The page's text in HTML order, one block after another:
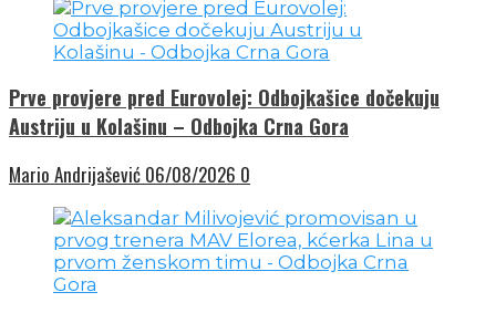
Prve provjere pred Eurovolej: Odbojkašice dočekuju
Austriju u Kolašinu – Odbojka Crna Gora
Mario Andrijašević 06/08/2026 0